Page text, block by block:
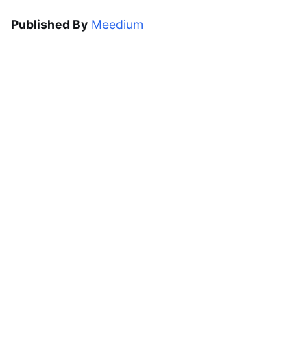
Published By Meedium